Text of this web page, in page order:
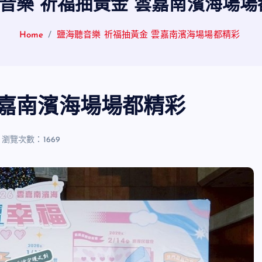
樂 祈福抽黃金 雲嘉南濱海場
Home 鹽海聽音樂 祈福抽黃金 雲嘉南濱海場場都精彩
南濱海場場都精彩
覽次數：1669